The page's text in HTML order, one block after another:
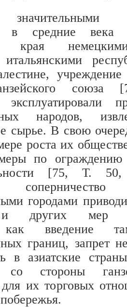
в средние века
края
итальянскими
учреждение
народов,
сырье. В свою
роста их
по ограждению
[75, Т.
городами
и других
как введение
границ, запрет
в азиатские
со стороны
для их торговых